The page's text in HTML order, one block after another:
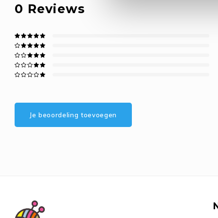
0 Reviews
Je beoordeling toevoegen